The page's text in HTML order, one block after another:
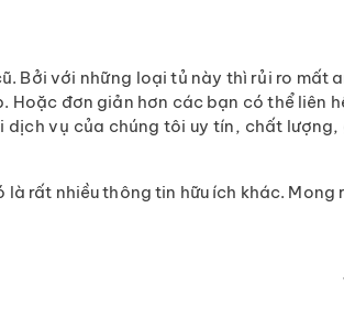
Bởi với những loại tủ này thì rủi ro mất
Hoặc đơn giản hơn các bạn có thể liên
vụ của chúng tôi uy tín, chất
là rất nhiều thông tin hữu ích khác.